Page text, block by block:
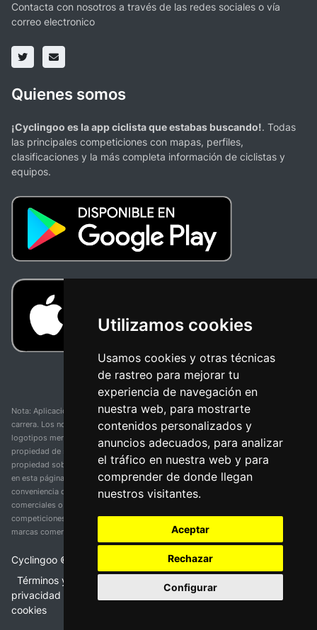
Utilizamos cookies
Usamos cookies y otras técnicas
de rastreo para mejorar tu
experiencia de navegación en
nuestra web, para mostrarte
contenidos personalizados y
anuncios adecuados, para analizar
el tráfico en nuestra web y para
comprender de donde llegan
nuestros visitantes.
Aceptar
Rechazar
Configurar
Contacta con nosotros a través de las redes sociales o vía
correo electronico
Quienes somos
¡Cyclingoo es la app ciclista que estabas buscando!. Todas
las principales competiciones con mapas, perfiles,
clasificaciones y la más completa información de ciclistas y
equipos.
Nota: Aplicación y web no oficial y no relacionada con ninguna organización o
carrera. Los nombres de equipos, competiciones, marcas comerciales y
logotipos mencionados en esta página de resultados de ciclismo son
propiedad de sus respectivos dueños. No tenemos afiliación, patrocinio ni
propiedad sobre estas marcas comerciales. Toda la información proporcionada
en esta página se presenta únicamente con fines informativos y para la
conveniencia de nuestros usuarios. Cualquier uso de nombres, marcas
comerciales o logotipos tiene el único propósito de identificar equipos y
competiciones y no implica asociación o respaldo. Todos los derechos de las
marcas comerciales mencionadas aquí pertenecen a sus propietarios legítimos.
Cyclingoo ©
Términos y condiciones del servicio
privacidad
Política de cookies • Cambiar opciones de
cookies